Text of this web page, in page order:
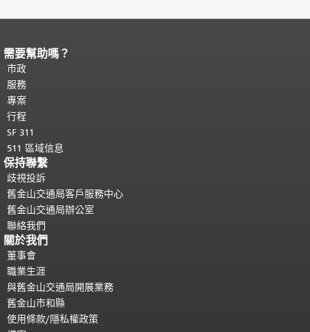
頁面內容結束。
都會重複顯示。
需要幫助嗎？
市政
服務
專案
行程
SF 311
511 區域信息
保持聯繫
歧視投訴
舊金山交通局客戶服務中心
舊金山交通局辦公室
聯絡我們
關於我們
董事會
職業生涯
與舊金山交通局開展業務
舊金山市和縣
使用條款/隱私權政策